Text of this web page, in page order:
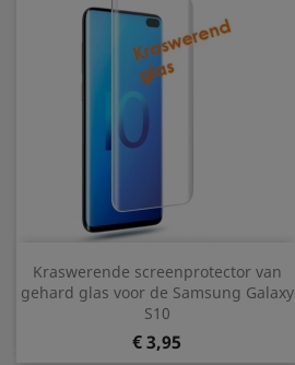
Kraswerende screenprotector van
gehard glas voor de Samsung Galaxy
S10
Prijs
€ 3,95